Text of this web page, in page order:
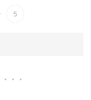
5